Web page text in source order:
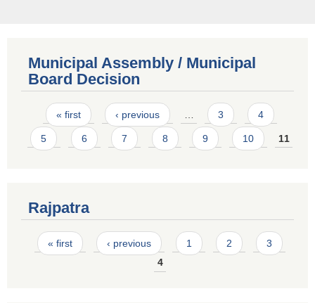
Municipal Assembly / Municipal
Board Decision
Pages
« first ‹ previous 3 4
5 6 7 8 9 10 11
Rajpatra
Pages
« first ‹ previous 1 2
3
4